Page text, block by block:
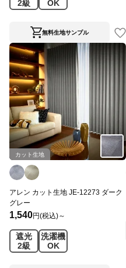
2級
OK
無料生地サンプル
カット生地
アレン カット生地 JE-12273 ダーク
グレー
1,540円(税込)～
遮光
2級
洗濯機
OK